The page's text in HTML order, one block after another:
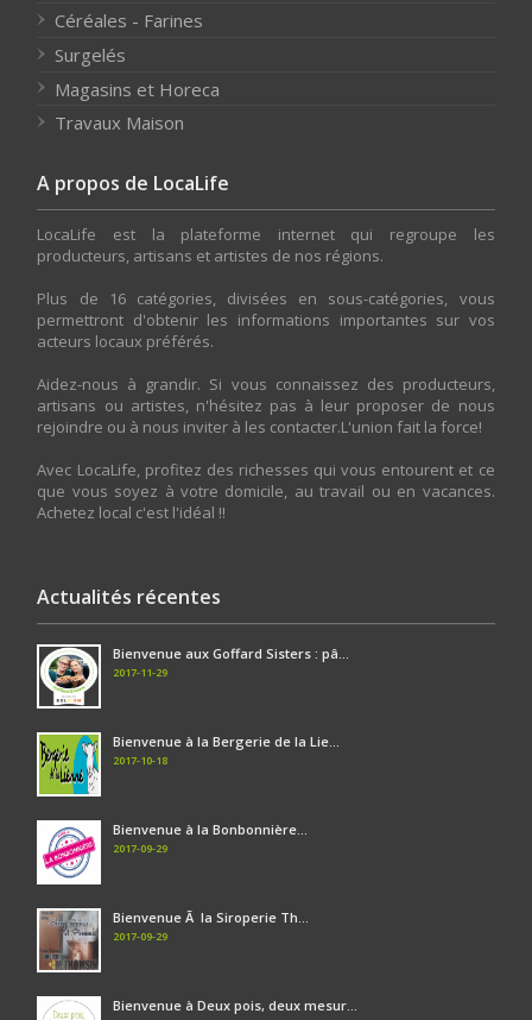
Céréales - Farines
Surgelés
Magasins et Horeca
Travaux Maison
A propos de LocaLife
LocaLife est la plateforme internet qui regroupe les
producteurs, artisans et artistes de nos régions.
Plus de 16 catégories, divisées en sous-catégories, vous
permettront d'obtenir les informations importantes sur vos
acteurs locaux préférés.
Aidez-nous à grandir. Si vous connaissez des producteurs,
artisans ou artistes, n'hésitez pas à leur proposer de nous
rejoindre ou à nous inviter à les contacter.L'union fait la force!
Avec LocaLife, profitez des richesses qui vous entourent et ce
que vous soyez à votre domicile, au travail ou en vacances.
Achetez local c'est l'idéal !!
Actualités récentes
Bienvenue aux Goffard Sisters : pâ...
2017-11-29
Bienvenue à la Bergerie de la Lie...
2017-10-18
Bienvenue à la Bonbonnière...
2017-09-29
Bienvenue Ã la Siroperie Th...
2017-09-29
Bienvenue à Deux pois, deux mesur...